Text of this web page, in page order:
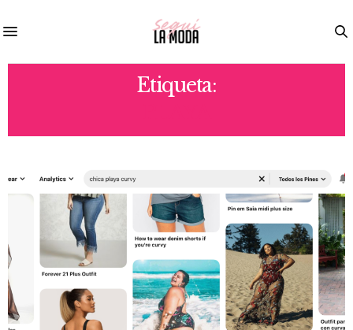
Etiqueta: